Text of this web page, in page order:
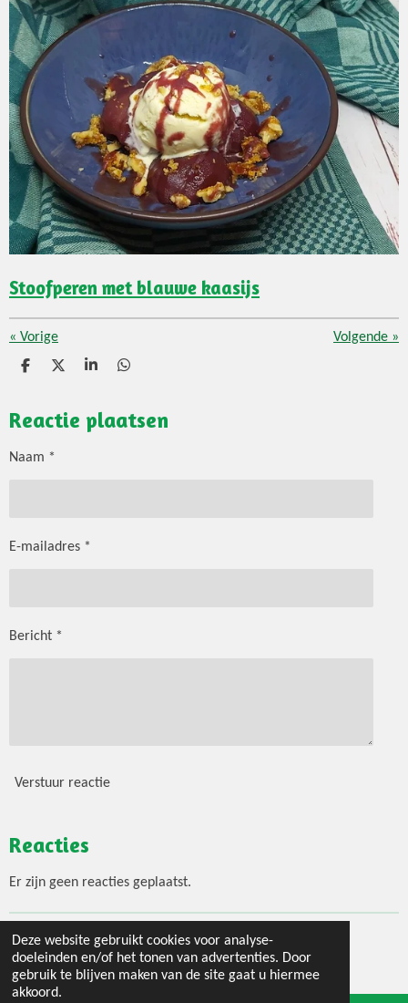
Deze website gebruikt cookies voor analyse-
doeleinden en/of het tonen van advertenties. Door
gebruik te blijven maken van de site gaat u hiermee
akkoord.
Stoofperen met blauwe kaasijs
« Vorige Volgende »
D
e
n
D
l
S
r
e
D
e
n
Reactie plaatsen
Naam *
E-mailadres *
Bericht *
Verstuur reactie
Reacties
Er zijn geen reacties geplaatst.
© 2020 - 2026 Jouw 3 gangen menu
Powered byJouwWeb